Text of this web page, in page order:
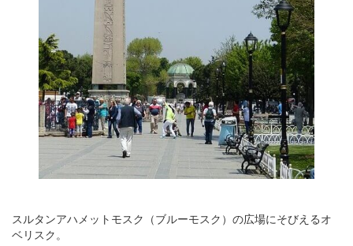
スルタンアハメットモスク（ブルーモスク）の広場にそびえるオ
ベリスク。